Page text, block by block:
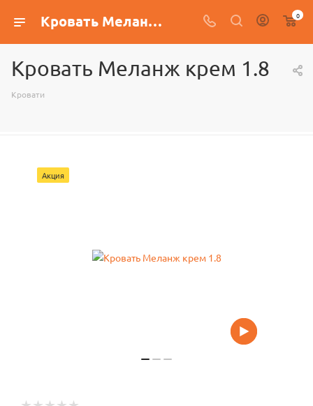
Кровать Меланж крем 1.8 0
Кровать Меланж крем 1.8
Кровати
Акция